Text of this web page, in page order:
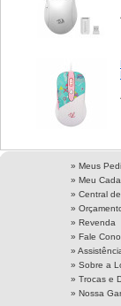
» Meus
» Meu
» Central
»
» Revenda
» Fale
»
» Sobre a
» Trocas e
» Nossa